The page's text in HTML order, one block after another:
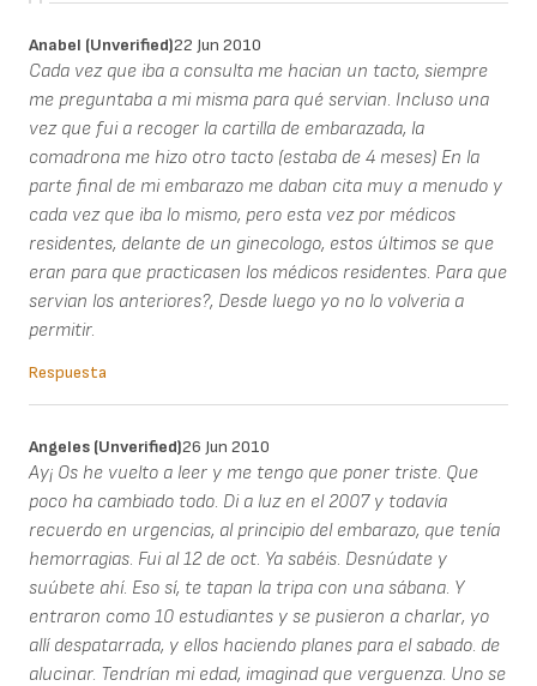
Anabel (unverified)22 Jun 2010
Cada vez que iba a consulta me hacian un tacto, siempre
me preguntaba a mi misma para qué servian. Incluso una
vez que fui a recoger la cartilla de embarazada, la
comadrona me hizo otro tacto (estaba de 4 meses) En la
parte final de mi embarazo me daban cita muy a menudo y
cada vez que iba lo mismo, pero esta vez por médicos
residentes, delante de un ginecologo, estos últimos se que
eran para que practicasen los médicos residentes. Para que
servian los anteriores?, Desde luego yo no lo volveria a
permitir.
Respuesta
Angeles (unverified)26 Jun 2010
Ay¡ Os he vuelto a leer y me tengo que poner triste. Que
poco ha cambiado todo. Di a luz en el 2007 y todavía
recuerdo en urgencias, al principio del embarazo, que tenía
hemorragias. Fui al 12 de oct. Ya sabéis. Desnúdate y
suúbete ahí. Eso sí, te tapan la tripa con una sábana. Y
entraron como 10 estudiantes y se pusieron a charlar, yo
allí despatarrada, y ellos haciendo planes para el sabado. de
alucinar. Tendrían mi edad, imaginad que verguenza. Uno se